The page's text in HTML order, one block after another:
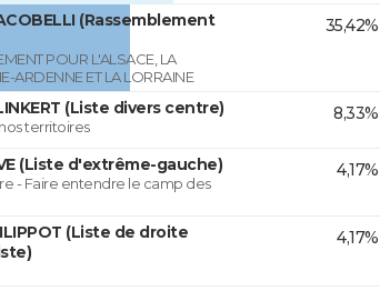
(Rassemblement
POUR L'ALSACE, LA
ARDENNE ET LA LORRAINE
35,42%
(Liste divers centre)
territoires
8,33%
(Liste d'extrême-gauche)
- Faire entendre le camp des
4,17%
(Liste de droite
4,17%